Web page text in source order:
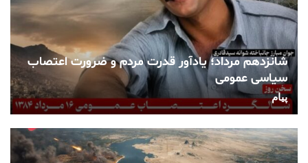
شانزدهم مرداد؛ یادآور قدرت مردم و ضرورت اعتصاب
سیاسی عمومی
پیام